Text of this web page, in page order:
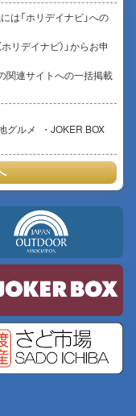
は「ホリデイナビ」への
リデイナビ）」からお申
関連サイトへの一括掲載
グルメ
JOKER BOX